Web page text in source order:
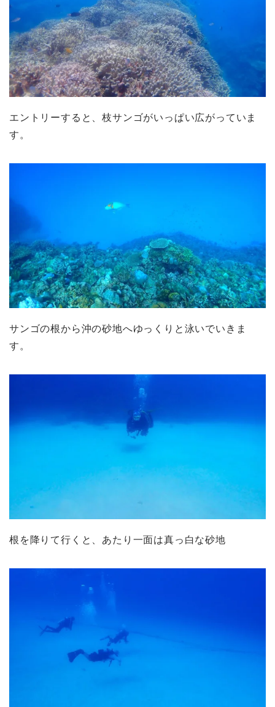
エントリーすると、枝サンゴがいっぱい広がっていま
す。
サンゴの根から沖の砂地へゆっくりと泳いでいきま
す。
根を降りて行くと、あたり一面は真っ白な砂地